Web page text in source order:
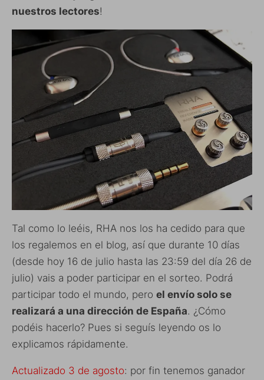
nuestros lectores!
Tal como lo leéis, RHA nos los ha cedido para que
los regalemos en el blog, así que durante 10 días
(desde hoy 16 de julio hasta las 23:59 del día 26 de
julio) vais a poder participar en el sorteo. Podrá
participar todo el mundo, pero el envío solo se
realizará a una dirección de España. ¿Cómo
podéis hacerlo? Pues si seguís leyendo os lo
explicamos rápidamente.
Actualizado 3 de agosto: por fin tenemos ganador